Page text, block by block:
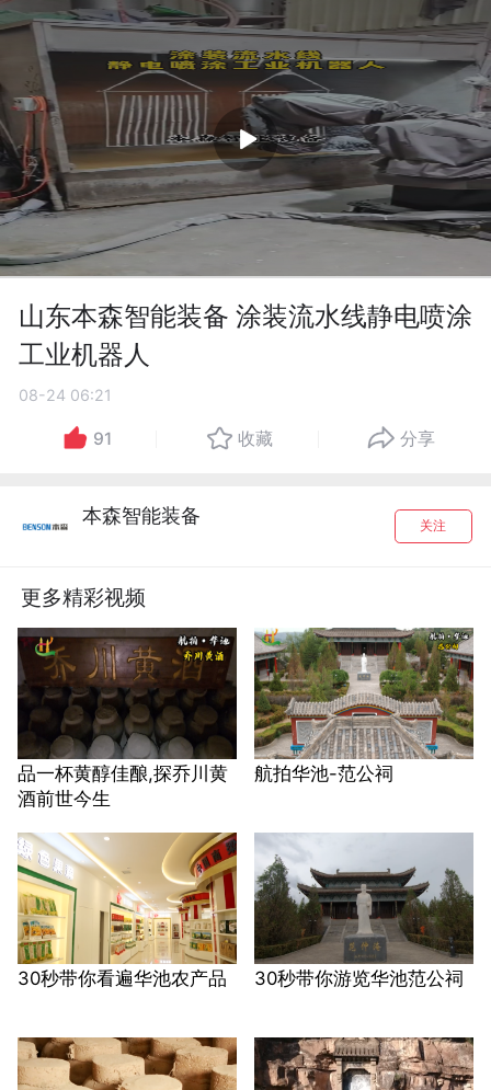
山东本森智能装备 涂装流水线静电喷涂
工业机器人
08-24 06:21
91 收藏 分享
本森智能装备 关注
更多精彩视频
品一杯黄醇佳酿,探乔川黄
酒前世今生
航拍华池-范公祠
30秒带你看遍华池农产品 30秒带你游览华池范公祠